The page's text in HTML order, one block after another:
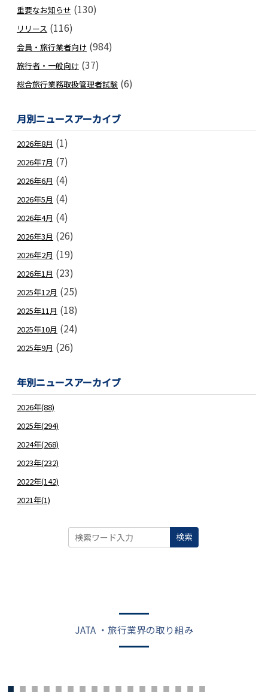
重要なお知らせ (130)
リリース (116)
会員・旅行業者向け (984)
旅行者・一般向け (37)
総合旅行業務取扱管理者試験 (6)
月別ニュースアーカイブ
2026年8月 (1)
2026年7月 (7)
2026年6月 (4)
2026年5月 (4)
2026年4月 (4)
2026年3月 (26)
2026年2月 (19)
2026年1月 (23)
2025年12月 (25)
2025年11月 (18)
2025年10月 (24)
2025年9月 (26)
年別ニュースアーカイブ
2026年(88)
2025年(294)
2024年(268)
2023年(232)
2022年(142)
2021年(1)
検索
JATA ・旅行業界の取り組み